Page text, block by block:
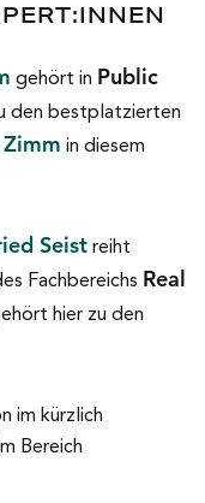
gehört in Public
den bestplatzierten
in diesem
Seist reiht
Fachbereichs Real
hier zu den
im kürzlich
Bereich